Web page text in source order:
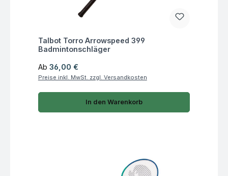
Fragen zum Artikel
Talbot Torro Arrowspeed 399
Badmintonschläger
Regulärer Preis:
Ab 36,00 €
Preise inkl. MwSt. zzgl. Versandkosten
In den Warenkorb